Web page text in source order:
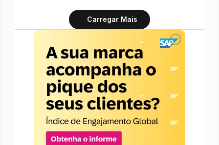
Carregar Mais